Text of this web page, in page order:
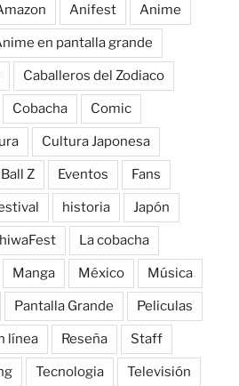
Anifest Anime
en pantalla grande
Caballeros del Zodiaco
Cobacha Comic
Cultura Japonesa
Z Eventos Fans
historia Japón
La cobacha
Manga México Música
Pantalla Grande Peliculas
línea Reseña Staff
Tecnologia Televisión